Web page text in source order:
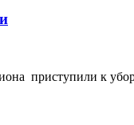
приступили к